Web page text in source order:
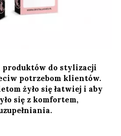
produktów do stylizacji
potrzebom klientów.
żyło się łatwiej i aby
się z komfortem,